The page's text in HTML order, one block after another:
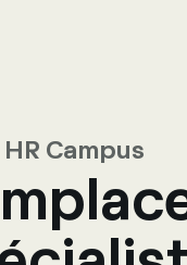
Campus